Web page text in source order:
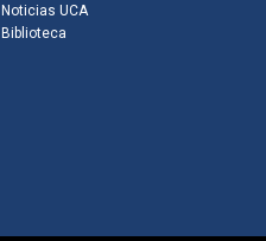
Noticias UCA
Biblioteca